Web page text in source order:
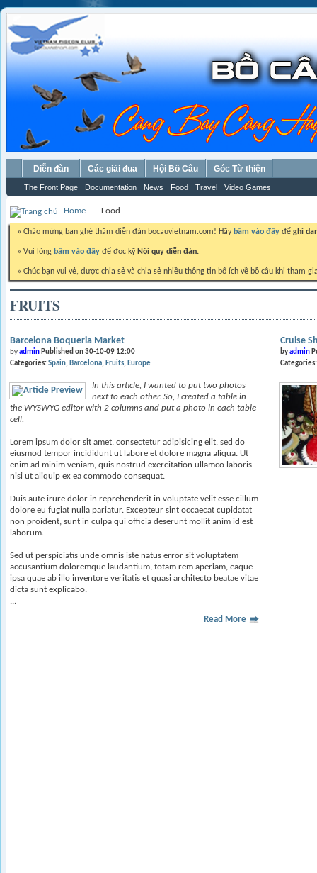
The Front Page Documentation News Food Travel Video Games
Diễn đàn Các giải đua Hội Bồ Câu Góc Từ thiện
Home Food
» Chào mừng bạn ghé thăm diễn đàn bocauvietnam.com! Hãy bấm vào đây để ghi
» Vui lòng bấm vào đây để đọc kỹ Nội quy diễn đàn.
» Chúc bạn vui vẻ, được chia sẻ và chia sẻ nhiều thông tin bổ ích về bồ câu khi tham
FRUITS
Barcelona Boqueria Market
byadmin Published on 30-10-09 12:00
Categories:Spain Barcelona Fruits Europe
In this article, I wanted to put two photos
next to each other. So, I created a table in
the WYSWYG editor with 2 columns and put a photo in each table
cell.
Lorem ipsum dolor sit amet, consectetur adipisicing elit, sed do
eiusmod tempor incididunt ut labore et dolore magna aliqua. Ut
enim ad minim veniam, quis nostrud exercitation ullamco laboris
nisi ut aliquip ex ea commodo consequat.
Duis aute irure dolor in reprehenderit in voluptate velit esse cillum
dolore eu fugiat nulla pariatur. Excepteur sint occaecat cupidatat
non proident, sunt in culpa qui officia deserunt mollit anim id est
laborum.
Sed ut perspiciatis unde omnis iste natus error sit voluptatem
accusantium doloremque laudantium, totam rem aperiam, eaque
ipsa quae ab illo inventore veritatis et quasi architecto beatae vitae
dicta sunt explicabo.
Read More
Cruise
byadmin